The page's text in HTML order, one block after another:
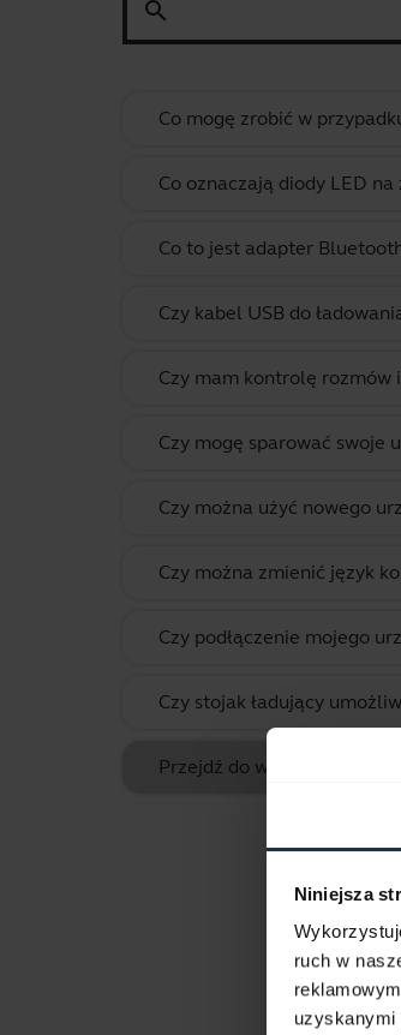
Niniejsza
ruch w
uzyskanymi
search
Co mogę zrobić w
Co oznaczają diody LED
Co to jest adapter
Czy kabel USB do
Czy mam kontrolę rozmów
Czy mogę sparować
Czy można użyć nowego
Czy można zmienić język
Czy podłączenie mojego
Czy stojak ładujący
Przejdź do wszystkich